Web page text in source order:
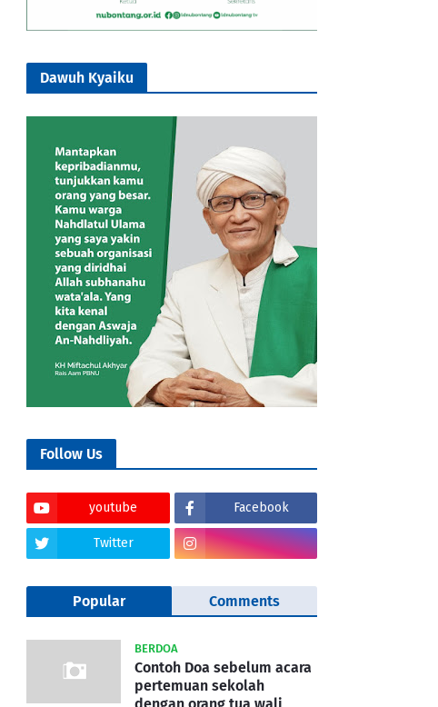
Dawuh Kyaiku
Follow Us
youtube Facebook
Twitter
Popular Comments
BERDOA
Contoh Doa sebelum acara
pertemuan sekolah